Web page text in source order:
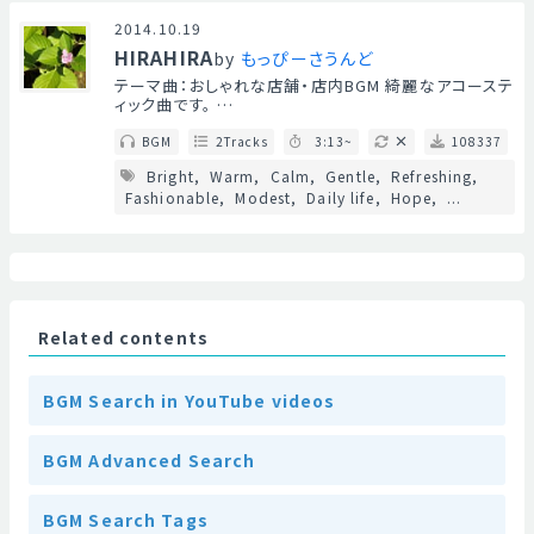
2014.10.19
HIRAHIRAby もっぴーさうんど
テーマ曲：おしゃれな店舗・店内BGM 綺麗なアコーステ
ィック曲です。 …
BGM 2Tracks 3:13~ 108337
Bright Warm Calm Gentle
Refreshing
Fashionable
Modest Daily life Hope ...
Related contents
BGM Search in YouTube videos
BGM Advanced Search
BGM Search Tags